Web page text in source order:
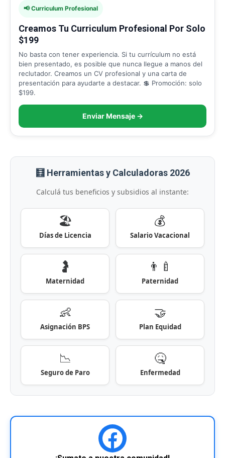
📢 Curriculum Profesional
Creamos Tu Curriculum Profesional Por Solo
$199
No basta con tener experiencia. Si tu currículum no está
bien presentado, es posible que nunca llegue a manos del
reclutador. Creamos un CV profesional y una carta de
presentación para ayudarte a destacar. 💲 Promoción: solo
$199.
Enviar Mensaje →
🧮 Herramientas y Calculadoras 2026
Calculá tus beneficios y subsidios al instante:
🏖️
Días de Licencia
💰
Salario Vacacional
🤰
Maternidad
👨‍🍼
Paternidad
👶
Asignación BPS
🤝
Plan Equidad
📉
Seguro de Paro
🤒
Enfermedad